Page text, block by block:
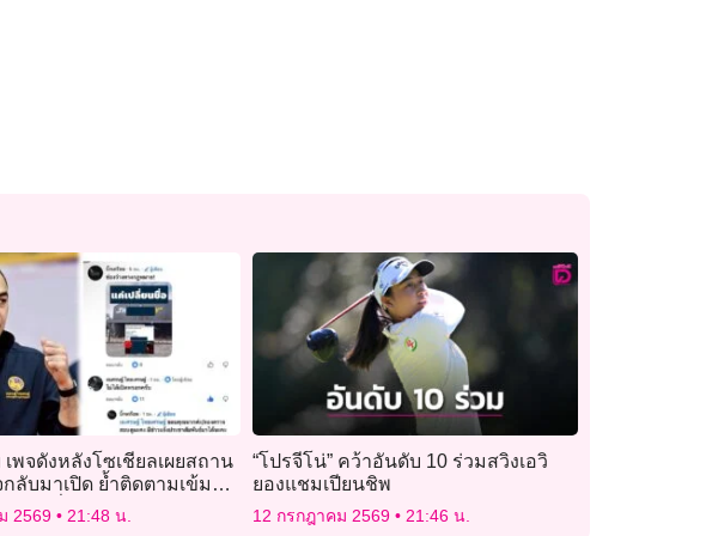
เพจดังหลังโซเชียลเผยสถาน
ลับมาเปิด ย้ำติดตามเข้ม
.ต่อเนื่อง
2569 21:48 น.
“โปรจีโน่” คว้าอันดับ 10 ร่วมสวิงเอวิ
ยองแชมเปียนชิพ
12 กรกฎาคม 2569 21:46 น.